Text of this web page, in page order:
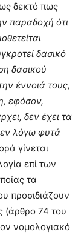
δεκτό πως
παραδοχή ότι
δασικό
δασικού
έννοιά τους,
εφόσον,
δεν έχει τα
εν λόγω φυτά
γίνεται
επί των
τα
προσιδιάζουν
(άρθρο 74 του
νομολογιακό